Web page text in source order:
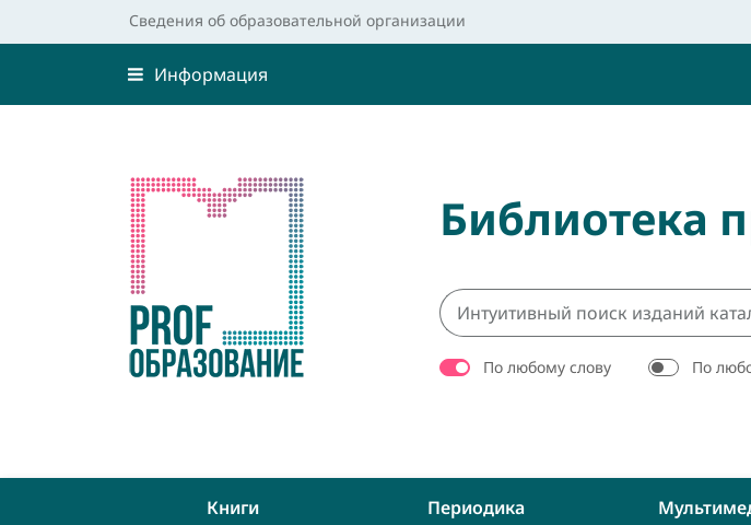
Сведения об образовательной организации
Информация
Библиотека
По любому слову По
Книги Периодика